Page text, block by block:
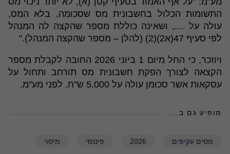
התשומות הכלול בחשבונית מס שסכומה, בלא המס,
עולה על ...., ושאינה כוללת מספר שהקצה לה המנהל
לפי סעיף 47(א2)(2) (להלן – מספר שהקצה המנהל)."
ויוזכר, כי החל מיום 1 ביוני 2026 החובה לקבלת מספר
הקצאה לצורך הפקת חשבונית מס תורחב ותחול על
עסקאות אשר סכומן עולה על 5,000 ש"ח, לפני מע"מ.
מופיע גם ב...
מסים עקיפים 2026 פיננסי מיסוי